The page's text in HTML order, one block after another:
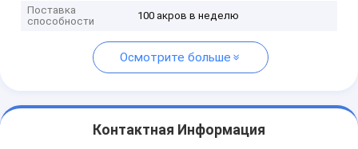
Поставка
способности
100 акров в неделю
Осмотрите больше
Контактная Информация